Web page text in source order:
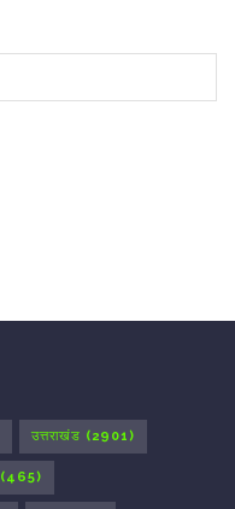
उत्तराखंड (2901)
(465)